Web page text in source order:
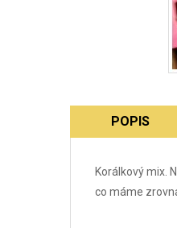
POPIS
Korálkový mix.
co máme